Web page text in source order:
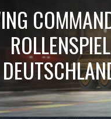
ROLLENSPIEL